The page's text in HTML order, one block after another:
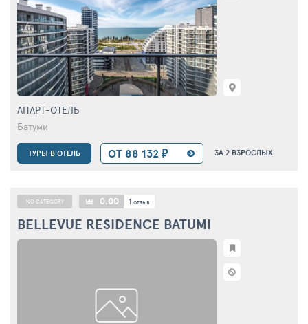
АПАРТ-ОТЕЛЬ
Батуми
ТУРЫ В ОТЕЛЬ ОТ 88 132 ₽ ЗА 2 ВЗРОСЛЫХ
NO CATEGORY 0.00 1 отзыв
BELLEVUE RESIDENCE BATUMI